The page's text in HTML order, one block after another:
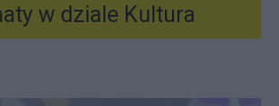
w dziale Kultura